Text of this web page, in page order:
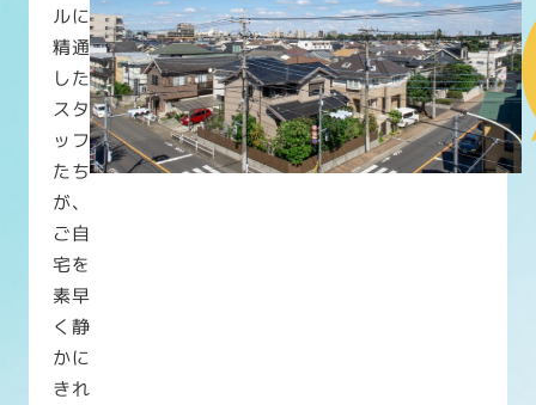
ルに
精通
した
スタ
ッフ
たち
が、
ご自
宅を
素早
く静
かに
きれ